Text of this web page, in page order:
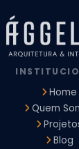
Projeto
Arquiteto
para Reforma
para
para
de Interiores
de Interiores
de
de Arquitetura e
Home
Quem
Blog